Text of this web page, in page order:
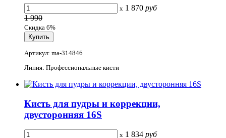
x 1 870 руб
1 990
Скидка 6%
Артикул: ma-314846
Линия: Профессиональные кисти
Кисть для пудры и коррекции,
двусторонняя 16S
x 1 834 руб